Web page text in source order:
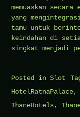
memuaskan
yang
tamu untuk
keindahan di
singkat menjadi
Posted in Slot
HotelRatnaPalace,
ThaneHotels,